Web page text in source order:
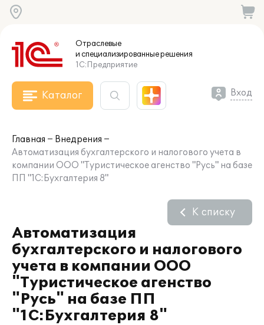
Отраслевые
и специализированныерешения
1С:Предприятие
Каталог Вход
Главная
Внедрения
Автоматизация бухгалтерского и налогового учета в
компании ООО "Туристическое агенство "Русь" на базе
ПП "1С:Бухгалтерия 8"
Автоматизация
бухгалтерского и налогового
учета в компании ООО
"Туристическое агенство
"Русь" на базе ПП
"1С:Бухгалтерия 8"
К списку